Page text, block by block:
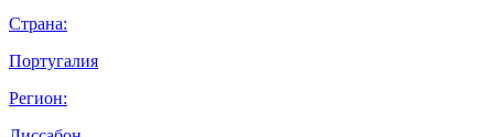
Страна:
Португалия
Регион: